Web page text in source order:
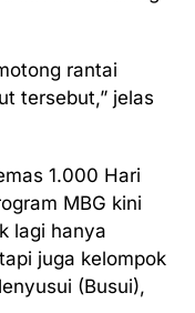
rantai
tersebut,” jelas
1.000 Hari
MBG kini
lagi hanya
juga kelompok
(Busui),